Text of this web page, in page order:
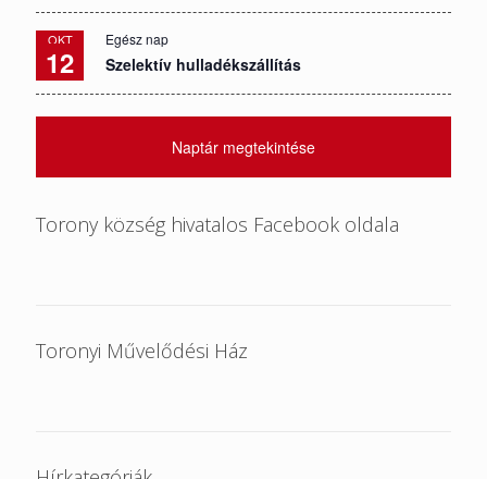
OKT
12
Egész nap
Szelektív hulladékszállítás
Naptár megtekintése
Torony község hivatalos Facebook oldala
Toronyi Művelődési Ház